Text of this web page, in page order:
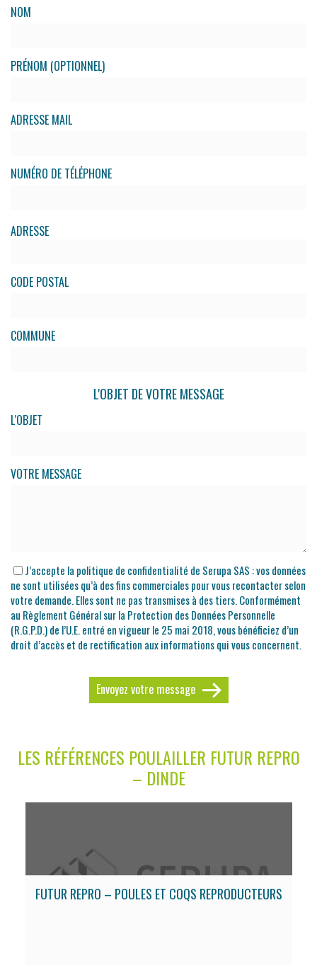
NOM
PRÉNOM (OPTIONNEL)
ADRESSE MAIL
NUMÉRO DE TÉLÉPHONE
ADRESSE
CODE POSTAL
COMMUNE
L'OBJET DE VOTRE MESSAGE
L'OBJET
VOTRE MESSAGE
J’accepte la politique de confidentialité de Serupa SAS : vos données
ne sont utilisées qu’à des fins commerciales pour vous recontacter selon
votre demande. Elles sont ne pas transmises à des tiers. Conformément
au Règlement Général sur la Protection des Données Personnelle
(R.G.P.D.) de l’U.E. entré en vigueur le 25 mai 2018, vous bénéficiez d’un
droit d’accès et de rectification aux informations qui vous concernent.
Envoyez votre message
LES RÉFÉRENCES POULAILLER FUTUR REPRO
– DINDE
FUTUR REPRO – POULES ET COQS REPRODUCTEURS